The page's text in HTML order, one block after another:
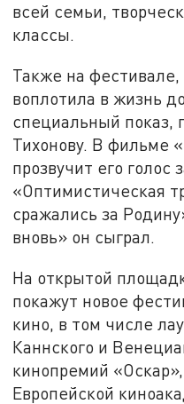
всей семьи,
классы.
Также на
воплотила в жизнь
специальный показ,
Тихонову. В фильме
прозвучит его голос
«Оптимистическая
сражались за
вновь» он сыграл.
На открытой
покажут новое
кино, в том числе
Каннского и
кинопремий
Европейской